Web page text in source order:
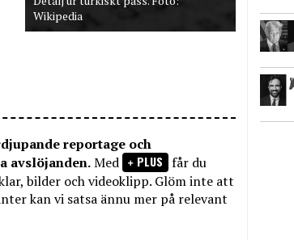
Wikipedia
reportage och
avslöjanden.Med PLUS får du
bilder och videoklipp. Glöm inte att
kan vi satsa ännu mer på relevant